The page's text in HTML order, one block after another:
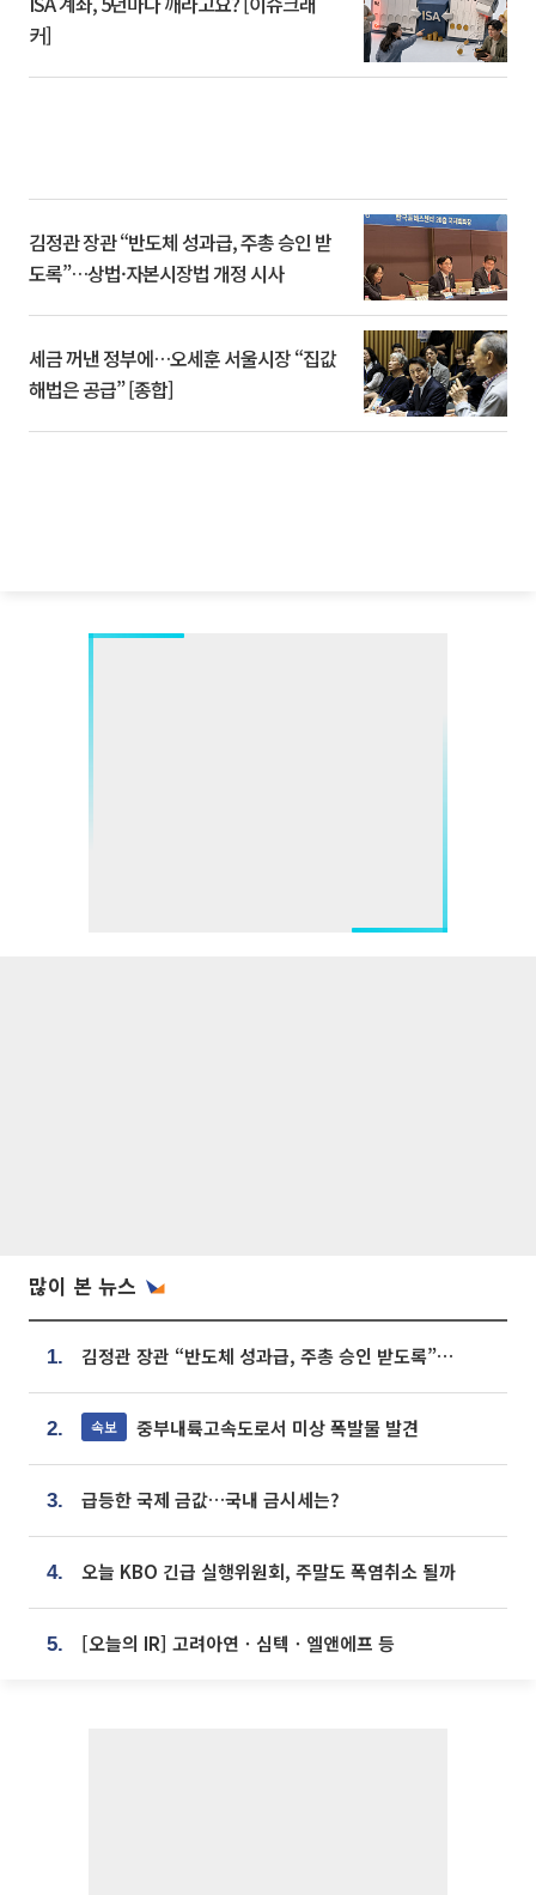
커]
김정관 장관 “반도체 성과급, 주총 승인 받
도록”…상법·자본시장법 개정 시사
세금 꺼낸 정부에…오세훈 서울시장 “집값
해법은 공급” [종합]
많이 본 뉴스
1. 김정관 장관 “반도체 성과급, 주총 승인 받도록”…상법·자본시장법 개정 시사
2. 속보 중부내륙고속도로서 미상 폭발물 발견
3. 급등한 국제 금값…국내 금시세는?
4. 오늘 KBO 긴급 실행위원회, 주말도 폭염취소 될까
5. [오늘의 IR] 고려아연ㆍ심텍ㆍ엘앤에프 등